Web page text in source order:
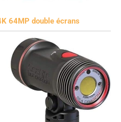
64MP double écrans